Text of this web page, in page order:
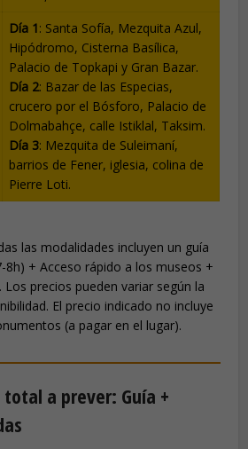
Día 1: Santa Sofía, Mezquita Azul,
Hipódromo, Cisterna Basílica,
Palacio de Topkapi y Gran Bazar.
Día 2: Bazar de las Especias,
crucero por el Bósforo, Palacio de
Dolmabahçe, calle Istiklal, Taksim.
Día 3: Mezquita de Suleimaní,
barrios de Fener, iglesia, colina de
Pierre Loti.
las modalidades incluyen un guía
8h) + Acceso rápido a los museos +
Los precios pueden variar según la
El precio indicado no incluye
(a pagar en el lugar).
a prever: Guía +